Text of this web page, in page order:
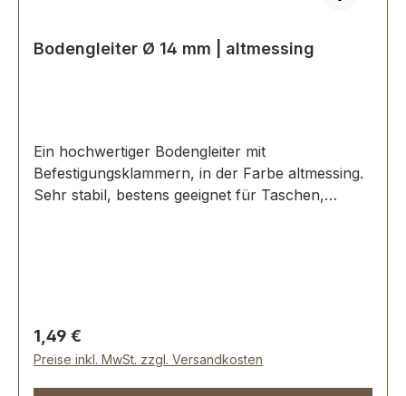
Bodengleiter Ø 14 mm | altmessing
Ein hochwertiger Bodengleiter mit
Befestigungsklammern, in der Farbe altmessing.
Sehr stabil, bestens geeignet für Taschen,
Regulärer Preis:
1,49 €
Preise inkl. MwSt. zzgl. Versandkosten